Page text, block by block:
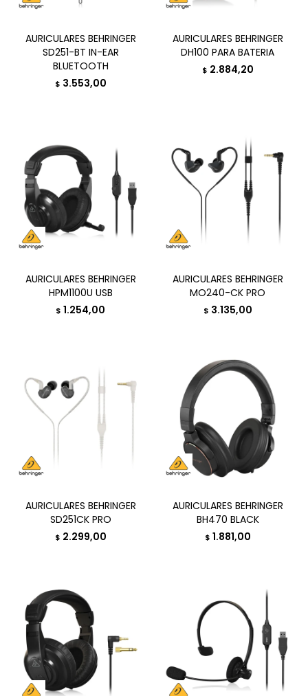
AURICULARES BEHRINGER
SD251-BT IN-EAR
BLUETOOTH
$ 3.553,00
AURICULARES BEHRINGER
DH100 PARA BATERIA
$ 2.884,20
AURICULARES BEHRINGER
HPM1100U USB
$ 1.254,00
AURICULARES BEHRINGER
MO240-CK PRO
$ 3.135,00
AURICULARES BEHRINGER
SD251CK PRO
$ 2.299,00
AURICULARES BEHRINGER
BH470 BLACK
$ 1.881,00